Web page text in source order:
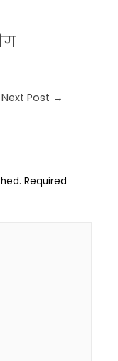
Next Post →
Required